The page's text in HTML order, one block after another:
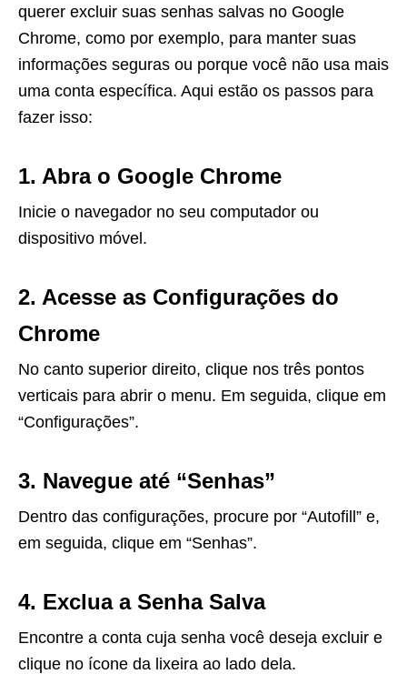
querer excluir suas senhas salvas no Google
Chrome, como por exemplo, para manter suas
informações seguras ou porque você não usa mais
uma conta específica. Aqui estão os passos para
fazer isso:
1. Abra o Google Chrome
Inicie o navegador no seu computador ou
dispositivo móvel.
2. Acesse as Configurações do
Chrome
No canto superior direito, clique nos três pontos
verticais para abrir o menu. Em seguida, clique em
“Configurações”.
3. Navegue até “Senhas”
Dentro das configurações, procure por “Autofill” e,
em seguida, clique em “Senhas”.
4. Exclua a Senha Salva
Encontre a conta cuja senha você deseja excluir e
clique no ícone da lixeira ao lado dela.